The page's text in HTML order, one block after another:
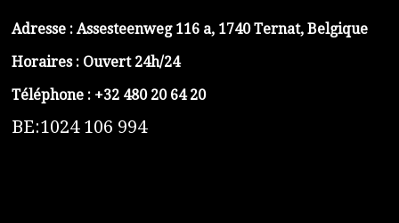
Adresse : Assesteenweg 116 a, 1740 Ternat, Belgique
Horaires : Ouvert 24h/24
Téléphone : +32 480 20 64 20
BE:1024 106 994